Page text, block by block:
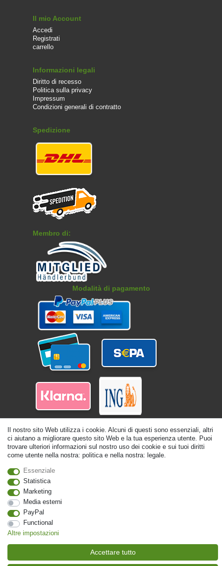
Il nostro sito Web utilizza i cookie. Alcuni di questi sono essenziali, altri
ci aiutano a migliorare questo sito Web e la tua esperienza utente. Puoi
trovare ulteriori informazioni sul nostro uso dei cookie e sui tuoi diritti
come utente nella nostra: politica e nella nostra: legale.
Essenziale
Statistica
Marketing
Media esterni
PayPal
Functional
Altre impostazioni
Accettare tutto
Il mio Account
Accedi
Registrati
carrello
Informazioni legali
Diritto di recesso
Politica sulla privacy
Impressum
Condizioni generali di contratto
Spedizione
Membro di:
Modalità di pagamento
19% di imposta sul valore aggiunto | prezzi base vedi dettaglio articolo | *Si
applica alle consegne in Italia!